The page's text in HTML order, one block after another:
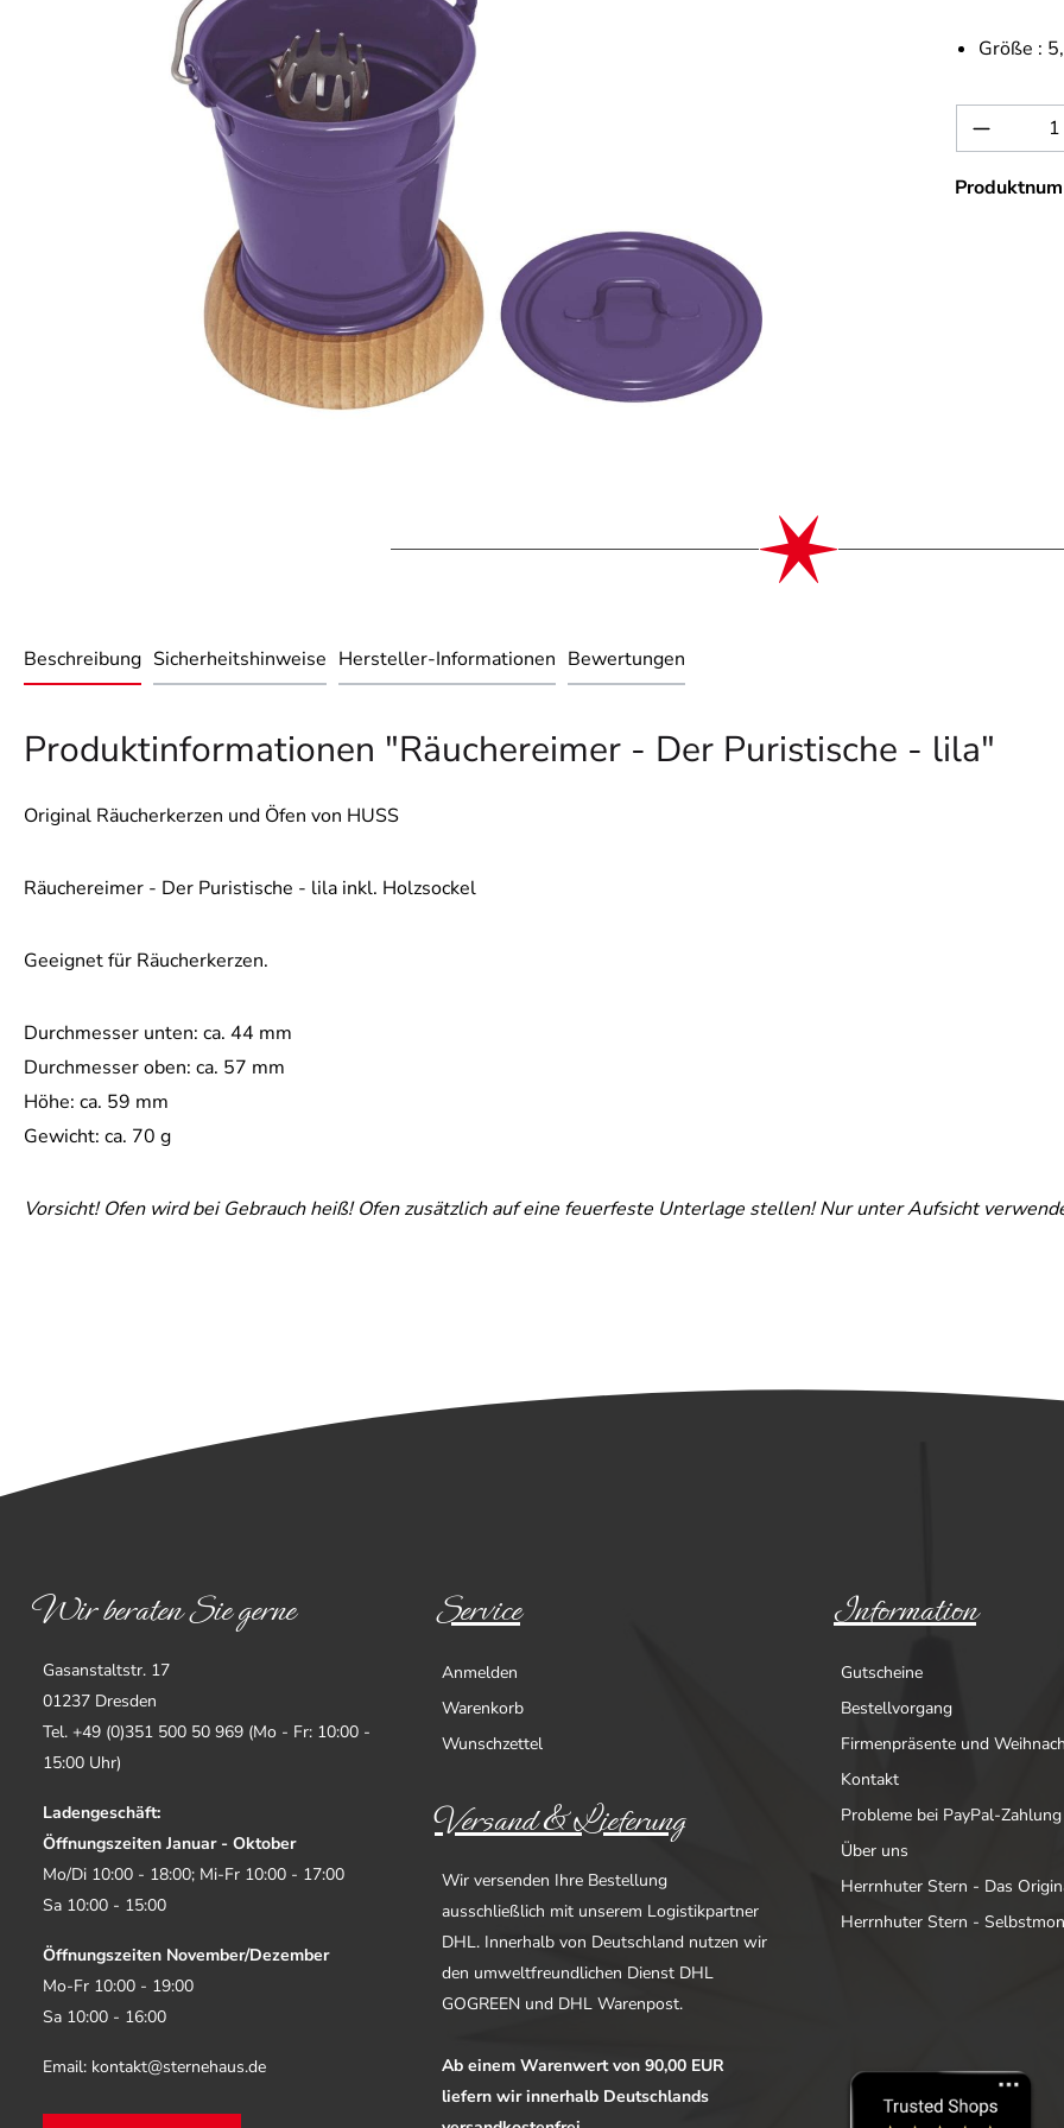
Größe :
Beschreibung Sicherheitshinweise Hersteller-Informationen Bewertungen
Produktinformationen "Räuchereimer - Der Puristische - lila"
Original Räucherkerzen und Öfen von HUSS
Räuchereimer - Der Puristische - lila inkl. Holzsockel
Geeignet für Räucherkerzen.
Durchmesser unten: ca. 44 mm
Durchmesser oben: ca. 57 mm
Höhe: ca. 59 mm
Gewicht: ca. 70 g
Vorsicht! Ofen wird bei Gebrauch heiß! Ofen zusätzlich auf eine feuerfeste Unterlage stellen! Nur unter Aufsicht
Wir beraten Sie gerne
Gasanstaltstr. 17
01237 Dresden
Tel. +49 (0)351 500 50 969 (Mo - Fr: 10:00 -
15:00 Uhr)
Ladengeschäft:
Öffnungszeiten Januar - Oktober
Mo/Di 10:00 - 18:00; Mi-Fr 10:00 - 17:00
Sa 10:00 - 15:00
Öffnungszeiten November/Dezember
Mo-Fr 10:00 - 19:00
Sa 10:00 - 16:00
Email: kontakt@sternehaus.de
Service
Anmelden
Warenkorb
Wunschzettel
Information
Gutscheine
Bestellvorgang
Firmenpräsente und
Kontakt
Probleme bei PayPal-
Über uns
Herrnhuter Stern - Das
Herrnhuter Stern -
Versand & Lieferung
Wir versenden Ihre Bestellung
ausschließlich mit unserem Logistikpartner
DHL. Innerhalb von Deutschland nutzen wir
den umweltfreundlichen Dienst DHL
GOGREEN und DHL Warenpost.
Ab einem Warenwert von 90,00 EUR
liefern wir innerhalb Deutschlands